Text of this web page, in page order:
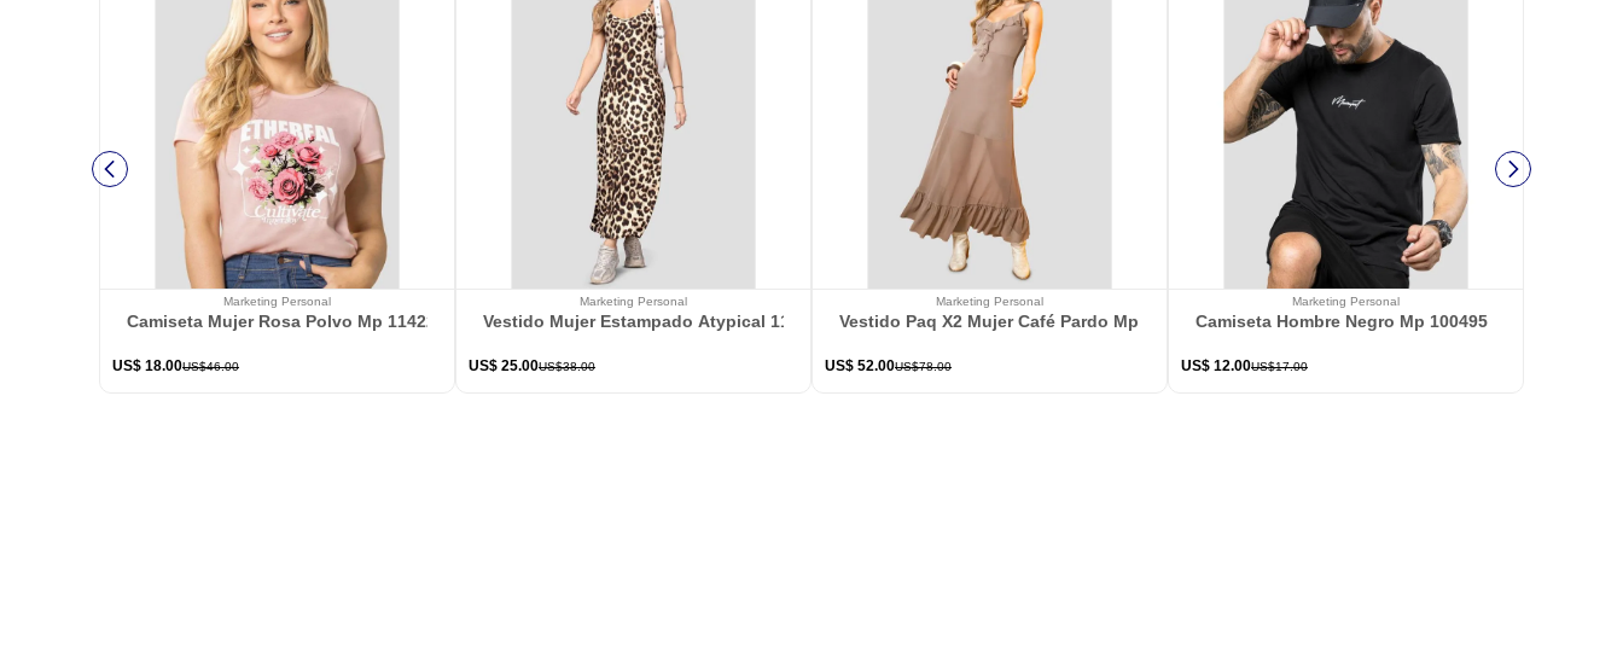
Marketing Personal
Camiseta Mujer Rosa Polvo Mp 114226
US$46.00
US$ 18.00
Marketing Personal
Vestido Mujer Estampado Atypical 113802
US$38.00
US$ 25.00
Marketing Personal
Vestido Paq X2 Mujer Café Pardo Mp 114363
US$78.00
US$ 52.00
Marketing Personal
Camiseta Hombre Negro Mp 100495
US$17.00
US$ 12.00